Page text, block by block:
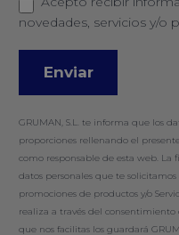
novedades, servicios y/o
GRUMAN, S.L. te informa que los
proporciones rellenando el
como responsable de esta web.
datos personales que te
promociones de productos y/o
realiza a través del consentimiento
que nos facilitas los guardará